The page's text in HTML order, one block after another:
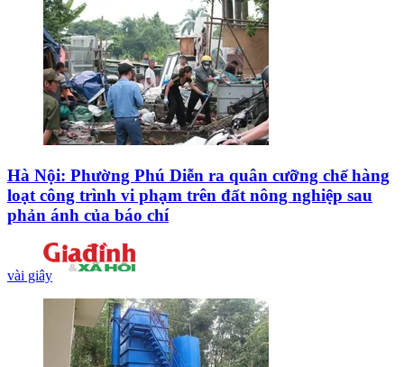
Hà Nội: Phường Phú Diễn ra quân cưỡng chế hàng
loạt công trình vi phạm trên đất nông nghiệp sau
phản ánh của báo chí
vài giây